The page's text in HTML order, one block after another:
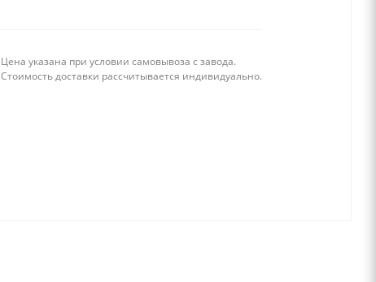
Цена указана при условии самовывоза с завода.
Стоимость доставки рассчитывается индивидуально.